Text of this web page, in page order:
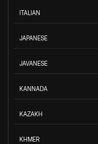
ITALIAN
JAPANESE
JAVANESE
KANNADA
KAZAKH
KHMER